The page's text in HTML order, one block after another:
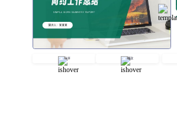
分享 播放